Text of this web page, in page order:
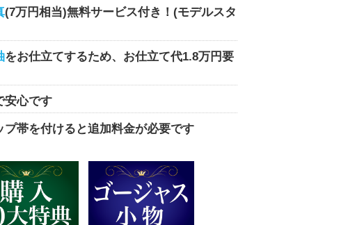
(7万円相当)無料サービス付き！(モデルスタ
をお仕立てするため、お仕立て代1.8万円要
安心です
プ帯を付けると追加料金が必要です